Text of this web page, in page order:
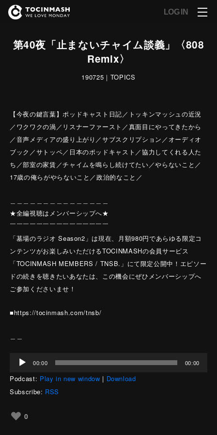
LOG IN
第40夜「止まないチャイム談義」〈808
Remix〉
190725｜TOPICS
【今夜の鍵言葉】ポッドキャスト日記／トッキンマッシュの近況
／ワクワクの渦／リスナーファースト／真面目にやってきたから
／音声メディアの盛り上がり／サブスクリプション／オーディオ
ブック／サトッペ／日本のポッドキャスト／協力してくれる人た
ち／部室の家賃／チャイムを鳴らし続けてたい／やらないこと／
17歳の俺らがやらないこと／政治的なこと／
★全編視聴はメンバーシップへ★
￣￣￣￣￣￣￣￣￣￣￣￣￣￣￣
「墓場のラジオ Season2」は現在、月額980円であらゆる限定コ
ンテンツがお楽しみいただけるTOCINMASHの会員サービス
「TOCINMASH MEMBERS / TNSB.」にて限定公開中！エピソー
ドの続きを聴きたいあなたは、この機会にぜひメンバーシップへ
ご参加くださいませ！
■https://tocinmash.com/tnsb/
プ
レ
ヤ
00:00 00:00
Podcast: Play in new window | Download
Subscribe: RSS
0